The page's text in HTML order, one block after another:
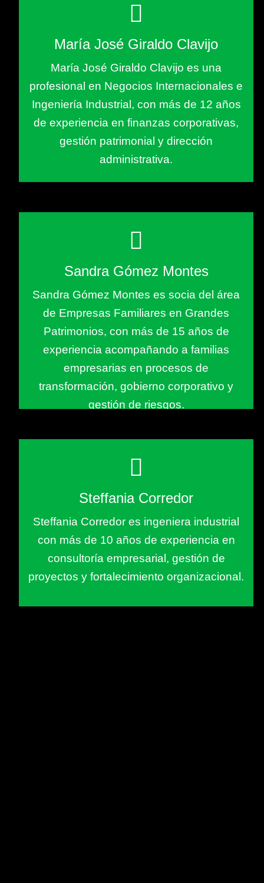
María José Giraldo Clavijo
María José Giraldo Clavijo es una
profesional en Negocios Internacionales e
Ingeniería Industrial, con más de 12 años
de experiencia en finanzas corporativas,
gestión patrimonial y dirección
administrativa.
Sandra Gómez Montes
Sandra Gómez Montes es socia del área
de Empresas Familiares en Grandes
Patrimonios, con más de 15 años de
experiencia acompañando a familias
empresarias en procesos de
transformación, gobierno corporativo y
gestión de riesgos.
Steffania Corredor
Steffania Corredor es ingeniera industrial
con más de 10 años de experiencia en
consultoría empresarial, gestión de
proyectos y fortalecimiento organizacional.